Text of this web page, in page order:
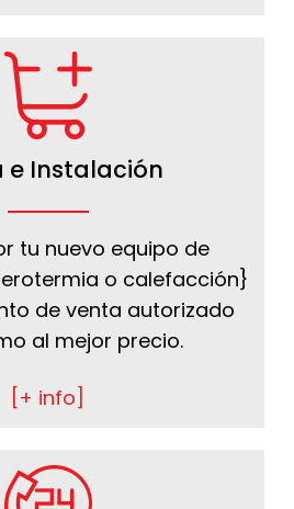
e Instalación
tu nuevo equipo de
o calefacción}
de venta autorizado
al mejor precio.
[+ info]